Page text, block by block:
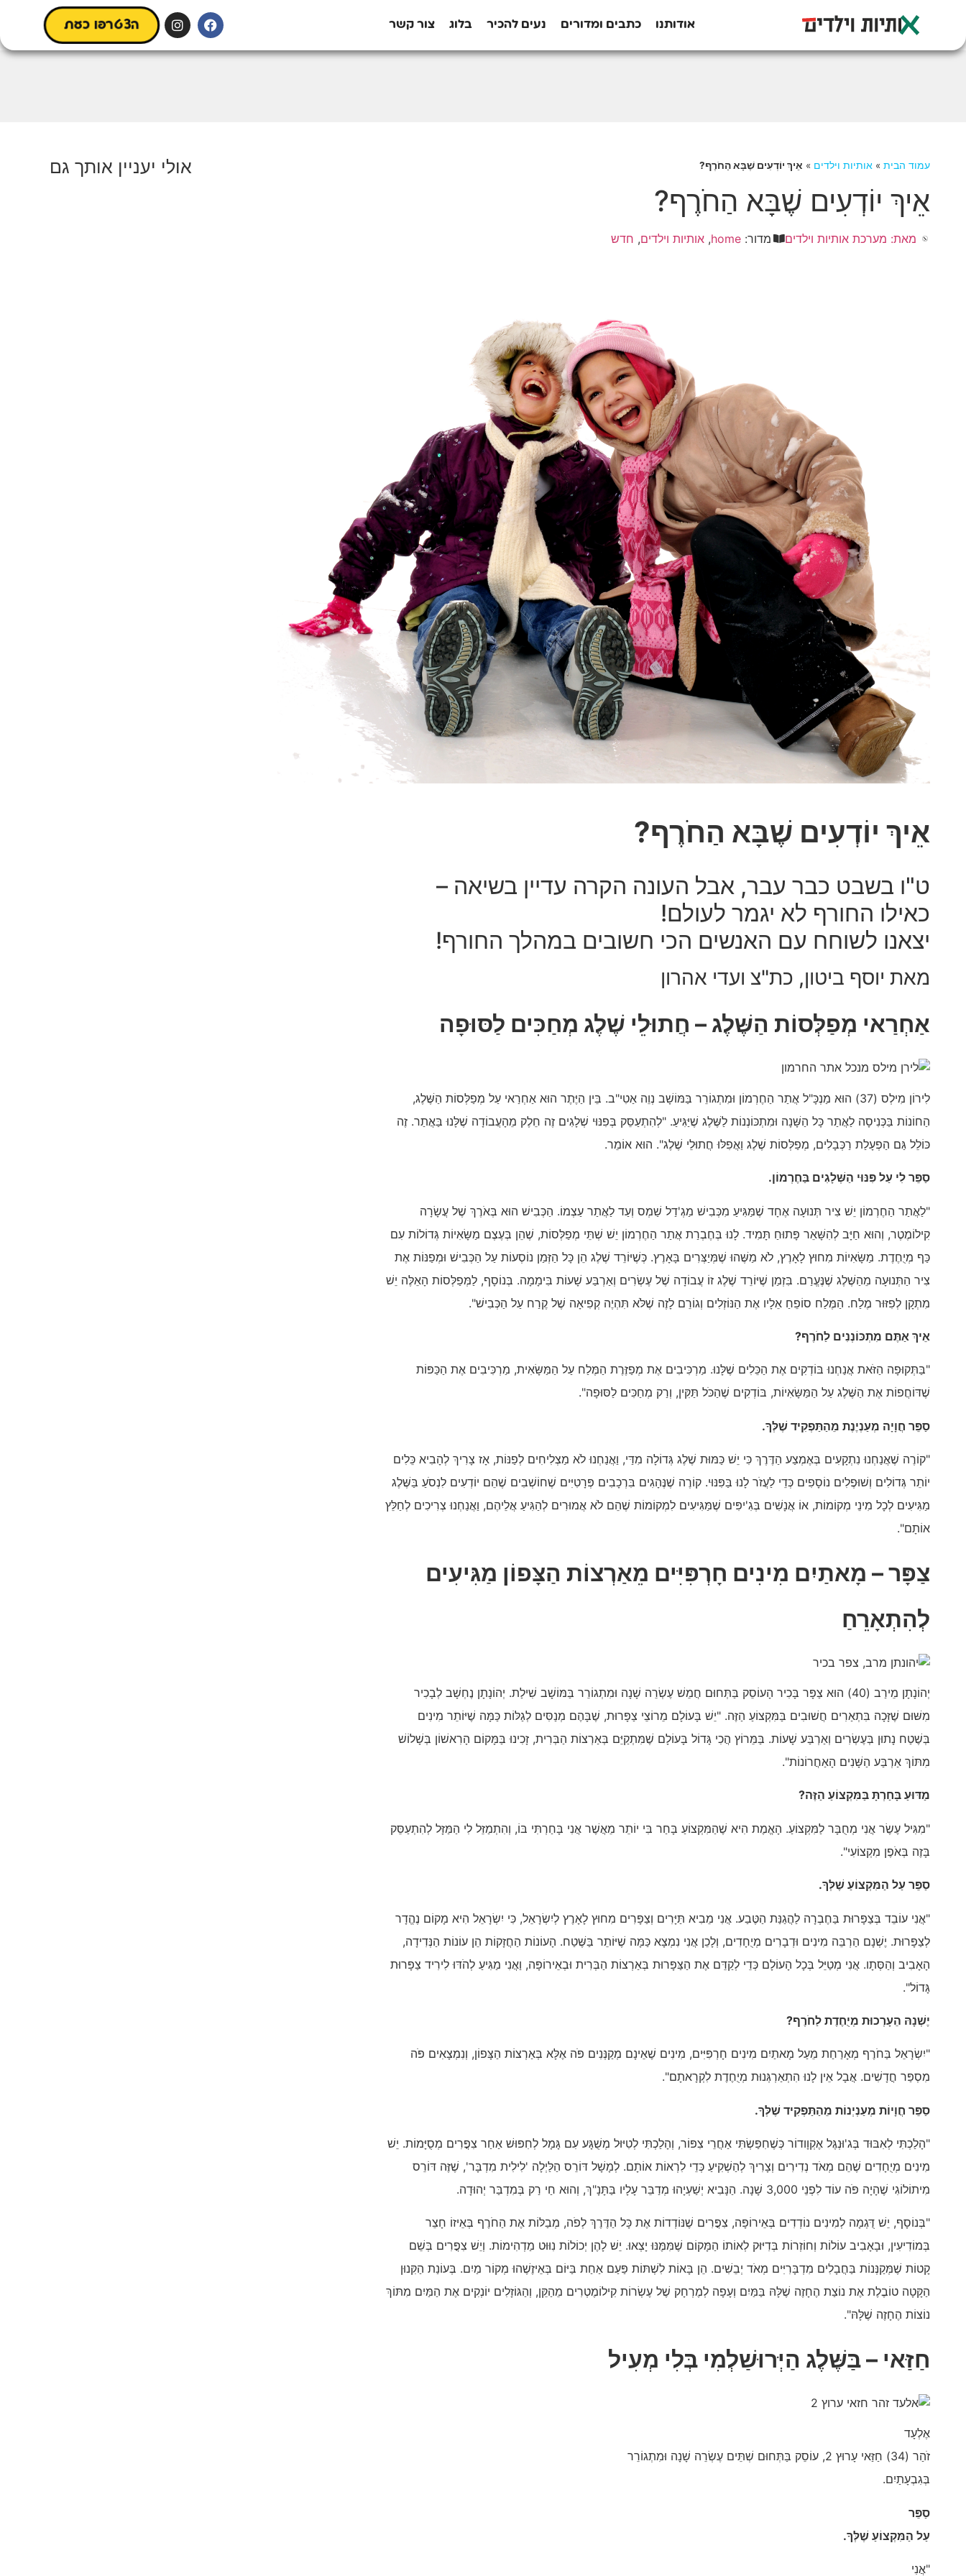
אודותנו כתבים ומדורים נעים להכיר בלוג צור קשר הצטרפו כעת
עמוד הבית » אותיות וילדים » אֵיךְ יוֹדְעִים שֶׁבָּא הַחֹרֶף?
אֵיךְ יוֹדְעִים שֶׁבָּא הַחֹרֶף?
מאת: מערכת אותיות וילדים מדור: home
, אותיות וילדים, חדש
אֵיךְ יוֹדְעִים שֶׁבָּא הַחֹרֶף?
ט"ו בשבט כבר עבר, אבל העונה הקרה עדיין בשיאה –
כאילו החורף לא יגמר לעולם!
יצאנו לשוחח עם האנשים הכי חשובים במהלך החורף!
מאת יוסף ביטון, כת"צ ועדי אהרון
אַחְרַאי מְפַלְּסוֹת הַשֶּׁלֶג – חֲתוּלֵי שֶׁלֶג מְחַכִּים לַסּוּפָה
לִירוֹן מִילְס (37) הוּא מַנְכָּ"ל אֲתַר הַחֶרְמוֹן וּמִתְגוֹרֵר בַּמּוֹשָׁב נְוֵה אַטִי"ב. בֵּין הַיֶּתֶר הוּא אַחְרַאי עַל מְפַלְּסוֹת הַשֶּׁלֶג,
הַחוֹנוֹת בַּכְּנִיסָה לַאֲתַר כָּל הַשָּׁנָה וּמִתְכּוֹנְנוֹת לַשֶּׁלֶג שֶׁיַּגִּיעַ. "לְהִתְעַסֵּק בְּפִנּוּי שְׁלָגִים זֶה חֵלֶק מֵהָעֲבוֹדָה שֶׁלָּנוּ בַּאֲתַר. זֶה
כּוֹלֵל גַּם הַפְעָלַת רַכְּבָלִים, מְפַלְּסוֹת שֶׁלֶג וַאֲפִלּוּ חֲתוּלֵי שֶׁלֶג". הוּא אוֹמֵר.
סַפֵּר לִי עַל פִּנּוּי הַשְּׁלָגִים בַּחֶרְמוֹן.
"לַאֲתַר הַחֶרְמוֹן יֵשׁ צִיר תְּנוּעָה אֶחָד שֶׁמַּגִּיעַ מִכְּבִישׁ מַגְ'דַל שַׁמְס וְעַד לַאֲתַר עַצְמוֹ. הַכְּבִישׁ הוּא בְּאֹרֶךְ שֶׁל עֲשָׂרָה
קִילוֹמֶטֶר, וְהוּא חַיָּב לְהִשָּׁאֵר פָּתוּחַ תָּמִיד. לָנוּ בְּחֶבְרַת אֲתַר הַחֶרְמוֹן יֵשׁ שְׁתֵּי מְפַלְּסוֹת, שֶׁהֵן בְּעֶצֶם מַשָּׂאִיוֹת גְּדוֹלוֹת עִם
כַּף מְיֻחֶדֶת. מַשָּׂאִיוֹת מִחוּץ לָאָרֶץ, לֹא מַשֶּׁהוּ שֶׁמְּיַצְּרִים בָּאָרֶץ. כְּשֶׁיּוֹרֵד שֶׁלֶג הֵן כָּל הַזְּמַן נוֹסְעוֹת עַל הַכְּבִישׁ וּמְפַנּוֹת אֶת
צִיר הַתְּנוּעָה מֵהַשֶּׁלֶג שֶׁנֶּעֱרַם. בִּזְמַן שֶׁיּוֹרֵד שֶׁלֶג זוֹ עֲבוֹדָה שֶׁל עֶשְׂרִים וְאַרְבַּע שָׁעוֹת בִּימָמָה. בְּנוֹסָף, לַמְּפַלְּסוֹת הָאֵלֶּה יֵשׁ
מִתְקָן לְפִזּוּר מֶלַח. הַמֶּלַח סוֹפֵחַ אֵלָיו אֶת הַנּוֹזְלִים וְגוֹרֵם לָזֶה שֶׁלֹּא תִּהְיֶה קְפִיאָה שֶׁל קֶרַח עַל הַכְּבִישׁ".
אֵיךְ אַתֶּם מִתְכּוֹנְנִים לַחֹרֶף?
"בַּתְּקוּפָה הַזֹּאת אֲנַחְנוּ בּוֹדְקִים אֶת הַכֵּלִים שֶׁלָּנוּ. מַרְכִּיבִים אֶת מְפַזֶּרֶת הַמֶּלַח עַל הַמַּשָּׂאִית, מַרְכִּיבִים אֶת הַכַּפּוֹת
שֶׁדּוֹחֲפוֹת אֶת הַשֶּׁלֶג עַל הַמַּשָּׂאִיוֹת, בּוֹדְקִים שֶׁהַכֹּל תַּקִּין, וְרַק מְחַכִּים לַסּוּפָה".
סַפֵּר חֲוָיָה מְעַנְיֶנֶת מֵהַתַּפְקִיד שֶׁלְּךָ.
"קוֹרֶה שֶׁאֲנַחְנוּ נִתְקָעִים בְּאֶמְצַע הַדֶּרֶךְ כִּי יֵשׁ כַּמּוּת שֶׁלֶג גְּדוֹלָה מִדַּי, וַאֲנַחְנוּ לֹא מַצְלִיחִים לְפַנּוֹת, אָז צָרִיךְ לְהָבִיא כֵּלִים
יוֹתֵר גְּדוֹלִים וְשׁוּפֶלִים נוֹסָפִים כְּדֵי לַעֲזֹר לָנוּ בַּפִּנּוּי. קוֹרֶה שֶׁנֶּהָגִים בִּרְכָבִים פְּרָטִיִּים שֶׁחוֹשְׁבִים שֶׁהֵם יוֹדְעִים לִנְסֹעַ בַּשֶּׁלֶג
מַגִּיעִים לְכָל מִינֵי מְקוֹמוֹת, אוֹ אֲנָשִׁים בְּגִ'יפִּים שֶׁמַּגִּיעִים לִמְקוֹמוֹת שֶׁהֵם לֹא אֲמוּרִים לְהַגִּיעַ אֲלֵיהֶם, וַאֲנַחְנוּ צְרִיכִים לְחַלֵּץ
אוֹתָם".
צַפָּר – מָאתַיִם מִינִים חָרְפִּיִּים מֵאַרְצוֹת הַצָּפוֹן מַגִּיעִים
לְהִתְאָרֵחַ
יְהוֹנָתָן מֵירַב (40) הוּא צַפָּר בָּכִיר הָעוֹסֵק בַּתְּחוּם חֲמֵשׁ עֶשְׂרֵה שָׁנָה וּמִתְגוֹרֵר בַּמּוֹשָׁב שִׁילַת. יְהוֹנָתָן נֶחְשָׁב לְבָכִיר
מִשּׁוּם שֶׁזָּכָה בִּתְאַרִים חֲשׁוּבִים בַּמִּקְצוֹעַ הַזֶּה. "יֵשׁ בָּעוֹלָם מֵרוֹצֵי צַפָּרוּת, שֶׁבָּהֶם מְנַסִּים לְגַלּוֹת כַּמָּה שֶׁיּוֹתֵר מִינִים
בְּשֶׁטַח נָתוּן בְּעֶשְׂרִים וְאַרְבַּע שָׁעוֹת. בַּמֵּרוֹץ הֲכִי גָּדוֹל בָּעוֹלָם שֶׁמִּתְקַיֵּם בְּאַרְצוֹת הַבְּרִית, זָכִינוּ בַּמָּקוֹם הָרִאשׁוֹן בְּשָׁלוֹשׁ
מִתּוֹךְ אַרְבַּע הַשָּׁנִים הָאַחֲרוֹנוֹת".
מַדּוּעַ בָּחַרְתָּ בַּמִּקְצוֹעַ הַזֶּה?
"מִגִּיל עֶשֶׂר אֲנִי מְחֻבָּר לַמִּקְצוֹעַ. הָאֱמֶת הִיא שֶׁהַמִּקְצוֹעַ בָּחַר בִּי יוֹתֵר מֵאֲשֶׁר אֲנִי בָּחַרְתִּי בּוֹ, וְהִתְמַזֵּל לִי הַמַּזָּל לְהִתְעַסֵּק
בָּזֶה בְּאֹפֶן מִקְצוֹעִי".
סַפֵּר עַל הַמִּקְצוֹעַ שֶׁלְּךָ.
"אֲנִי עוֹבֵד בְּצַפָּרוּת בַּחֶבְרָה לַהֲגַנַּת הַטֶּבַע. אֲנִי מֵבִיא תַּיָּרִים וְצַפָּרִים מִחוּץ לָאָרֶץ לְיִשְׂרָאֵל, כִּי יִשְׂרָאֵל הִיא מָקוֹם נֶהֱדָר
לְצַפָּרוּת. יֶשְׁנָם הַרְבֵּה מִינִים וּדְבָרִים מְיֻחָדִים, וְלָכֵן אֲנִי נִמְצָא כַּמָּה שֶׁיּוֹתֵר בַּשֶּׁטַח. הָעוֹנוֹת הַחֲזָקוֹת הֵן עוֹנוֹת הַנְּדִידָה,
הָאָבִיב וְהַסְּתָו. אֲנִי מְטַיֵּל בְּכָל הָעוֹלָם כְּדֵי לְקַדֵּם אֶת הַצַּפָּרוּת בְּאַרְצוֹת הַבְּרִית וּבְאֵירוֹפָּה, וַאֲנִי מַגִּיעַ לְהֹדּוּ לִירִיד צַפָּרוּת
גָּדוֹל".
יֶשְׁנָהּ הֵעָרְכוּת מְיֻחֶדֶת לַחֹרֶף?
"יִשְׂרָאֵל בַּחֹרֶף מְאָרַחַת מֵעַל מָאתַיִם מִינִים חָרְפִּיִּים, מִינִים שֶׁאֵינָם מְקַנְּנִים פֹּה אֶלָּא בְּאַרְצוֹת הַצָּפוֹן, וְנִמְצָאִים פֹּה
מִסְפַּר חֳדָשִׁים. אֲבָל אֵין לָנוּ הִתְאַרְגְּנוּת מְיֻחֶדֶת לִקְרָאתָם".
סַפֵּר חֲוָיוֹת מְעַנְיְנוֹת מֵהַתַּפְקִיד שֶׁלְּךָ.
"הָלַכְתִּי לְאִבּוּד בְּג'וּנְגֶּל אֶקְוָודוֹר כְּשֶׁחִפַּשְׂתִּי אַחֲרֵי צִפּוֹר, וְהָלַכְתִּי לְטִיּוּל מְשֻׁגָּע עִם גָּמָל לְחִפּוּשׁ אַחַר צִפֳּרִים מְסֻיָּמוֹת. יֵשׁ
מִינִים מְיֻחָדִים שֶׁהֵם מְאֹד נְדִירִים וְצָרִיךְ לְהַשְׁקִיעַ כְּדֵי לִרְאוֹת אוֹתָם. לְמָשָׁל דּוֹרֵס הַלַּיְלָה 'לִילִית מִדְבָּר', שֶׁזֶּה דּוֹרֵס
מִיתוֹלוֹגִי שֶׁהָיָה פֹּה עוֹד לִפְנֵי 3,000 שָׁנָה. הַנָּבִיא יְשַׁעְיָהוּ מְדַבֵּר עָלָיו בַּתָּנָ"ךְ, וְהוּא חַי רַק בְּמִדְבַּר יְהוּדָה.
"בְּנוֹסָף, יֵשׁ דֻּגְמָה לְמִינִים נוֹדְדִים בְּאֵירוֹפָּה, צִפֳּרִים שֶׁנּוֹדְדוֹת אֶת כָּל הַדֶּרֶךְ לְפֹה, מְבַלּוֹת אֶת הַחֹרֶף בְּאֵיזוֹ חָצֵר
בְּמוֹדִיעִין, וּבָאָבִיב עוֹלוֹת וְחוֹזְרוֹת בְּדִיּוּק לְאוֹתוֹ הַמָּקוֹם שֶׁמִּמֶּנּוּ יָצְאוּ. יֵשׁ לָהֶן יְכוֹלוֹת נִוּוּט מַדְהִימוֹת. וְיֵשׁ צִפֳּרִים בְּשֵׁם
קָטוֹת שֶׁמְּקַנְּנוֹת בַּחֲבָלִים מִדְבָּרִיִּים מְאֹד יְבֵשִׁים. הֵן בָּאוֹת לִשְׁתּוֹת פַּעַם אַחַת בַּיּוֹם בְּאֵיזֶשֶׁהוּ מְקוֹר מַיִם. בְּעוֹנַת הַקִּנוּן
הַקָּטָה טוֹבֶלֶת אֶת נוֹצַת הֶחָזֶה שֶׁלָּהּ בַּמַּיִם וְעָפָה לְמֶרְחָק שֶׁל עֶשְׂרוֹת קִילוֹמֶטְרִים מֵהַקֵּן, וְהַגּוֹזָלִים יוֹנְקִים אֶת הַמַּיִם מִתּוֹךְ
נוֹצוֹת הֶחָזֶה שֶׁלָּהּ".
חַזַּאי –בַּשֶּׁלֶג הַיְּרוּשַׁלְמִי בְּלִי מְעִיל
אֶלְעָד
זֹהַר (34) חַזַּאי עָרוּץ 2, עוֹסֵק בַּתְּחוּם שְׁתֵּים עֶשְׂרֵה שָׁנָה וּמִתְגוֹרֵר
בְּגִבְעָתַיִם.
סַפֵּר
עַל הַמִּקְצוֹעַ שֶׁלְּךָ.
"אֲנִי
אולי יעניין אותך גם